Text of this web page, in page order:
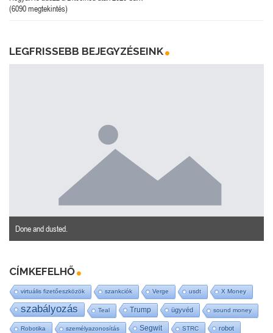
(6090 megtekintés)
LEGFRISSEBB BEJEGYZÉSEINK
Done and dusted.
CÍMKEFELHŐ
virtuális fizetőeszközök szankciók Verge usdt X Money
szabályozás Teal Trump ügyvéd sound money
Robotika személyazonosítás Segwit STRC robot